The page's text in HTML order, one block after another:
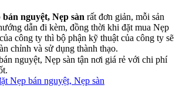
nguyệt, Nẹp sàn rất đơn giản, mỗi sản
dẫn đi kèm, đồng thời khi đặt mua Nẹp
công ty thì bộ phận kỹ thuật của công ty sẽ
chỉnh và sử dụng thành thạo.
nguyệt, Nẹp sàn tận nơi giá rẻ với chi phí
Nẹp bán nguyệt, Nẹp sàn